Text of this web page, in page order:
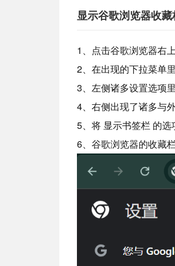
显示谷歌浏览器收藏
1、点击谷歌浏览器右
2、在出现的下拉菜单
3、左侧诸多设置选项
4、右侧出现了诸多与
5、将 显示书签栏 的选
6、谷歌浏览器的收藏